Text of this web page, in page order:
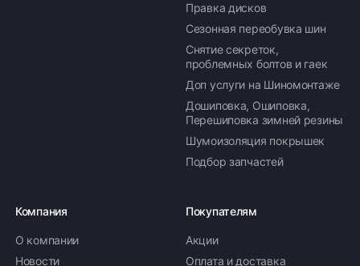
Правка дисков
Сезонная переобувка шин
Снятие секреток,
проблемных болтов и гаек
Доп услуги на Шиномонтаже
Дошиповка, Ошиповка,
Перешиповка зимней резины
Шумоизоляция покрышек
Подбор запчастей
Компания
О компании
Новости
Покупателям
Акции
Оплата и доставка